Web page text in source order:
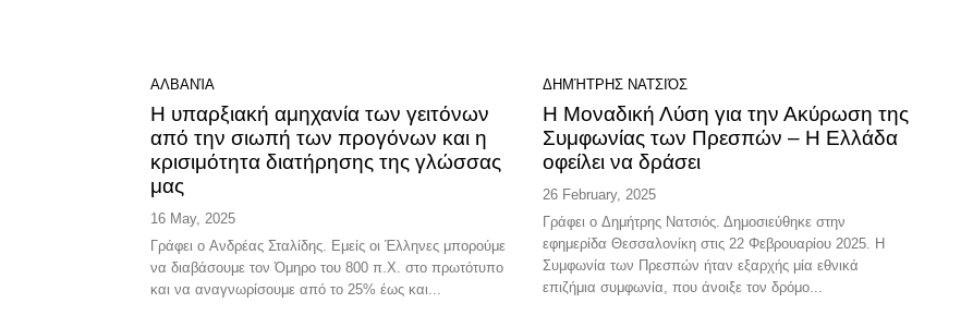
ΑΛΒΑΝΊΑ
Η υπαρξιακή αμηχανία των γειτόνων
από την σιωπή των προγόνων και η
κρισιμότητα διατήρησης της γλώσσας
μας
16 May, 2025
Γράφει ο Ανδρέας Σταλίδης. Eμείς οι Έλληνες μπορούμε
να διαβάσουμε τον Όμηρο του 800 π.Χ. στο πρωτότυπο
και να αναγνωρίσουμε από το 25% έως και...
ΔΗΜΉΤΡΗΣ ΝΑΤΣΙΌΣ
Η Μοναδική Λύση για την Ακύρωση της
Συμφωνίας των Πρεσπών – Η Ελλάδα
οφείλει να δράσει
26 February, 2025
Γράφει ο Δημήτρης Νατσιός. Δημοσιεύθηκε στην
εφημερίδα Θεσσαλονίκη στις 22 Φεβρουαρίου 2025. Η
Συμφωνία των Πρεσπών ήταν εξαρχής μία εθνικά
επιζήμια συμφωνία, που άνοιξε τον δρόμο...